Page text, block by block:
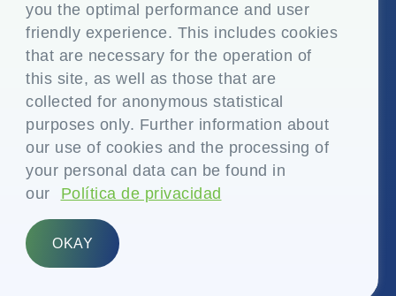
you the optimal performance and user
friendly experience. This includes cookies
that are necessary for the operation of
this site, as well as those that are
collected for anonymous statistical
purposes only. Further information about
our use of cookies and the processing of
your personal data can be found in
our
Política de privacidad
OKAY
Domicilio social
P.O. Vasind, Taluka Shahapur, Dist. Thane - 421 604,
Maharashtra India
+91-22-24819000
info@eplglobal.com
Spanish
Copyright © 2026- EPL Limited
(anteriormente conocida como Essel Propack Limited)